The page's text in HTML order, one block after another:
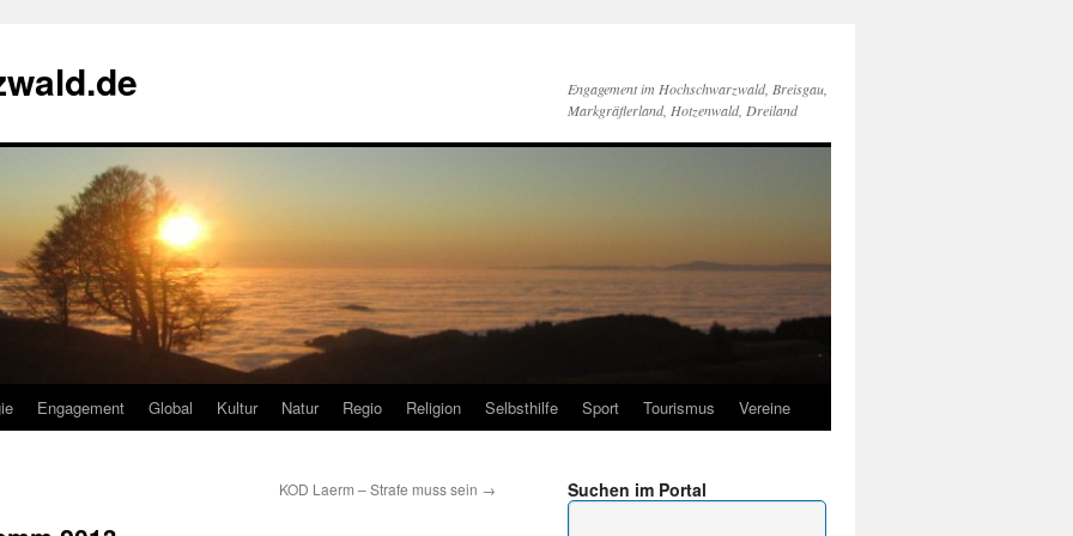
Engagement im Hochschwarzwald, Breisgau,
Markgräflerland, Hotzenwald, Dreiland
Engagement Global Kultur Natur Regio Religion Selbsthilfe Sport Tourismus Vereine
KOD Laerm – Strafe muss sein → Suchen im Portal